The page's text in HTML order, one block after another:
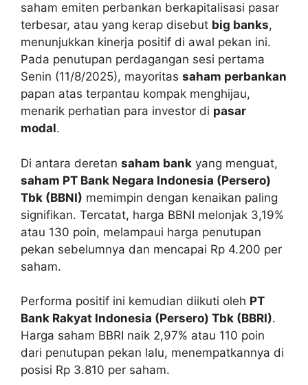
saham emiten perbankan berkapitalisasi pasar
terbesar, atau yang kerap disebut big banks,
menunjukkan kinerja positif di awal pekan ini.
Pada penutupan perdagangan sesi pertama
Senin (11/8/2025), mayoritas saham perbankan
papan atas terpantau kompak menghijau,
menarik perhatian para investor di pasar
modal.
Di antara deretan saham bank yang menguat,
saham PT Bank Negara Indonesia (Persero)
Tbk (BBNI) memimpin dengan kenaikan paling
signifikan. Tercatat, harga BBNI melonjak 3,19%
atau 130 poin, melampaui harga penutupan
pekan sebelumnya dan mencapai Rp 4.200 per
saham.
Performa positif ini kemudian diikuti oleh PT
Bank Rakyat Indonesia (Persero) Tbk (BBRI).
Harga saham BBRI naik 2,97% atau 110 poin
dari penutupan pekan lalu, menempatkannya di
posisi Rp 3.810 per saham.